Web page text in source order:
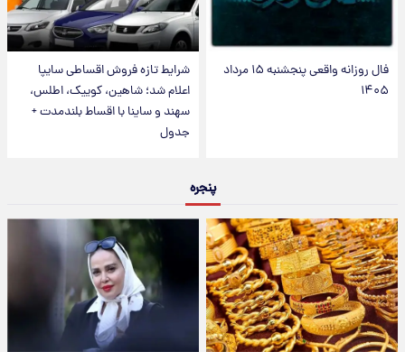
فال روزانه واقعی پنجشنبه ۱۵ مرداد
۱۴۰۵
شرایط تازه فروش اقساطی سایپا
اعلام شد؛ شاهین، کوییک، اطلس،
سهند و ساینا با اقساط بلندمدت +
جدول
پنجره